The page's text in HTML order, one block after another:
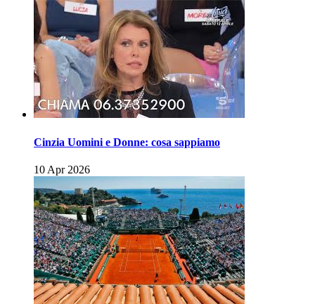
Cinzia Uomini e Donne: cosa sappiamo
10 Apr 2026